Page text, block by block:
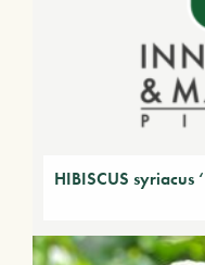
HIBISCUS syriacus